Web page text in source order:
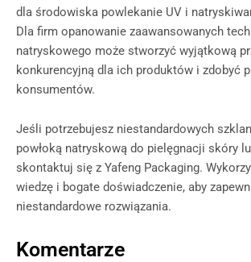
dla środowiska powlekanie UV i
Dla firm opanowanie zaawansowanych
natryskowego może stworzyć wyjątkową
konkurencyjną dla ich produktów i zdobyć
konsumentów.
Jeśli potrzebujesz niestandardowych
powłoką natryskową do pielęgnacji skóry
skontaktuj się z Yafeng Packaging.
wiedzę i bogate doświadczenie, aby
niestandardowe rozwiązania.
Komentarze